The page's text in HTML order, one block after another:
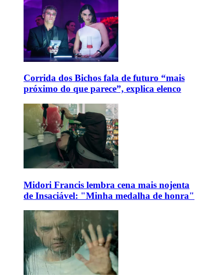
Corrida dos Bichos fala de futuro “mais
próximo do que parece”, explica elenco
Midori Francis lembra cena mais nojenta
de Insaciável: "Minha medalha de honra"